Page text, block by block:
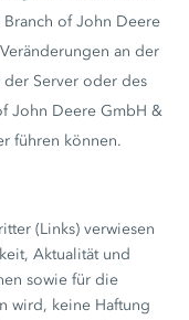
Branch of John Deere
an der
Server oder des
John Deere GmbH &
führen können.
(Links) verwiesen
Aktualität und
sowie für die
wird, keine Haftung